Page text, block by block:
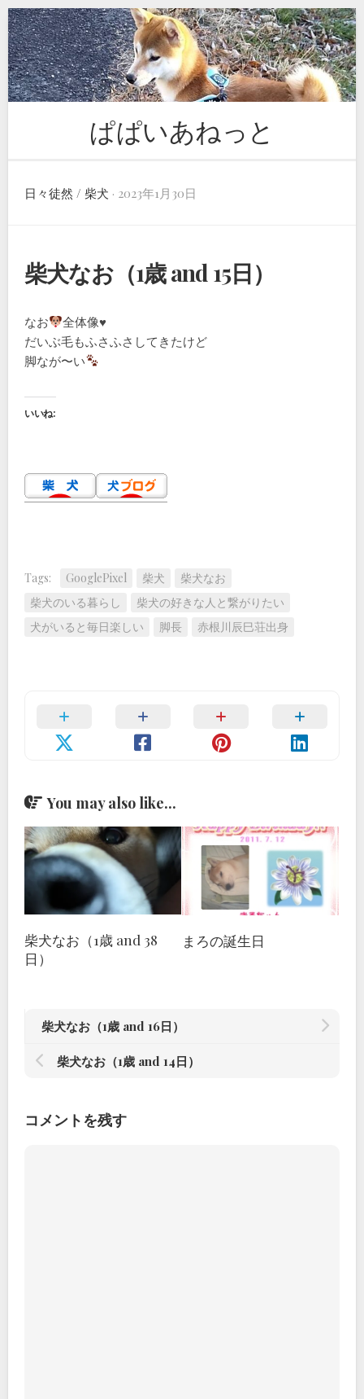
Skip
to
content
ぱぱいあねっと
日々徒然 / 柴犬 · 2023年1月30日
柴犬なお（1歳 and 15日）
なお 全体像♥️
だいぶ毛もふさふさしてきたけど
脚なが〜い
いいね:
Tags: GooglePixel 柴犬
柴犬なお
柴犬のいる暮らし
柴犬の好きな人と繋がりたい
犬がいると毎日楽しい
脚長 赤根川辰巳荘出身
You may also like...
柴犬なお（1歳 and 38
日）
まろの誕生日
柴犬なお（1歳 and 16日）
柴犬なお（1歳 and 14日）
コメントを残す